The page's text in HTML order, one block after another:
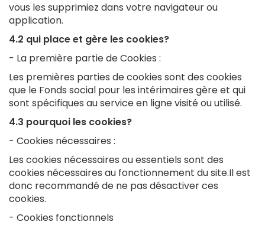
vous les supprimiez dans votre navigateur ou
application.
4.2 qui place et gère les cookies?
- La première partie de Cookies :
Les premières parties de cookies sont des cookies
que le Fonds social pour les intérimaires gère et qui
sont spécifiques au service en ligne visité ou utilisé.
4.3 pourquoi les cookies?
- Cookies nécessaires :
Les cookies nécessaires ou essentiels sont des
cookies nécessaires au fonctionnement du site.Il est
donc recommandé de ne pas désactiver ces
cookies.
- Cookies fonctionnels